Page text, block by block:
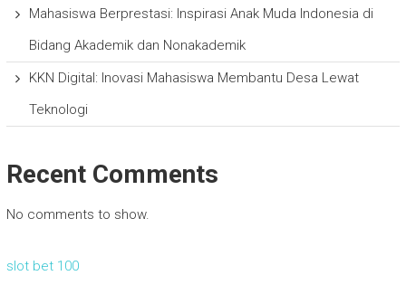
Mahasiswa Berprestasi: Inspirasi Anak Muda Indonesia di
Bidang Akademik dan Nonakademik
KKN Digital: Inovasi Mahasiswa Membantu Desa Lewat
Teknologi
Recent Comments
No comments to show.
slot bet 100